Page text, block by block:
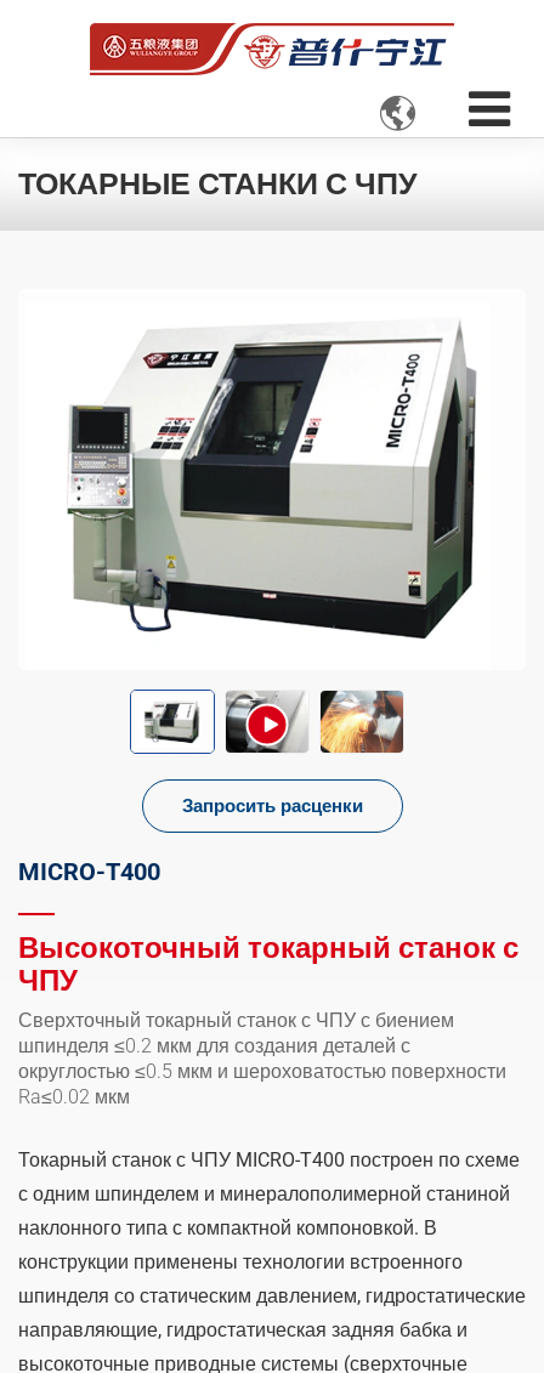

ТОКАРНЫЕ СТАНКИ С ЧПУ
Запросить расценки
MICRO-T400
Высокоточный токарный станок с
ЧПУ
Сверхточный токарный станок с ЧПУ с биением
шпинделя ≤0.2 мкм для создания деталей с
округлостью ≤0.5 мкм и шероховатостью поверхности
Ra≤0.02 мкм
Токарный станок с ЧПУ MICRO-T400 построен по схеме
с одним шпинделем и минералополимерной станиной
наклонного типа с компактной компоновкой. В
конструкции применены технологии встроенного
шпинделя со статическим давлением, гидростатические
направляющие, гидростатическая задняя бабка и
высокоточные приводные системы (сверхточные